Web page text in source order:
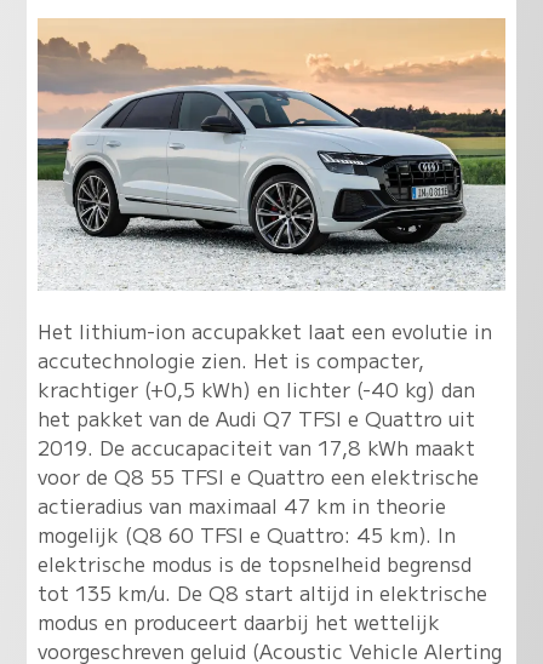
Het lithium-ion accupakket laat een evolutie in
accutechnologie zien. Het is compacter,
krachtiger (+0,5 kWh) en lichter (-40 kg) dan
het pakket van de Audi Q7 TFSI e Quattro uit
2019. De accucapaciteit van 17,8 kWh maakt
voor de Q8 55 TFSI e Quattro een elektrische
actieradius van maximaal 47 km in theorie
mogelijk (Q8 60 TFSI e Quattro: 45 km). In
elektrische modus is de topsnelheid begrensd
tot 135 km/u. De Q8 start altijd in elektrische
modus en produceert daarbij het wettelijk
voorgeschreven geluid (Acoustic Vehicle Alerting